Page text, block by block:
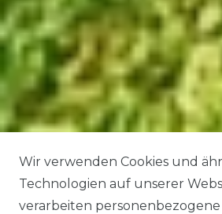
Wir verwenden Cookies und
Technologien auf unserer
verarbeiten